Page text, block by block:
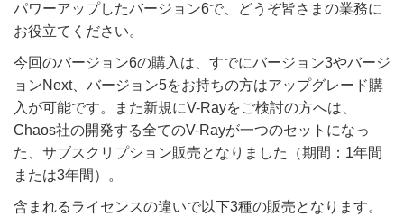
パワーアップしたバージョン6で、どうぞ皆さまの業務に
お役立てください。
今回のバージョン6の購入は、すでにバージョン3やバージ
ョンNext、バージョン5をお持ちの方はアップグレード購
入が可能です。また新規にV-Rayをご検討の方へは、
Chaos社の開発する全てのV-Rayが一つのセットになっ
た、サブスクリプション販売となりました（期間：1年間
または3年間）。
含まれるライセンスの違いで以下3種の販売となります。